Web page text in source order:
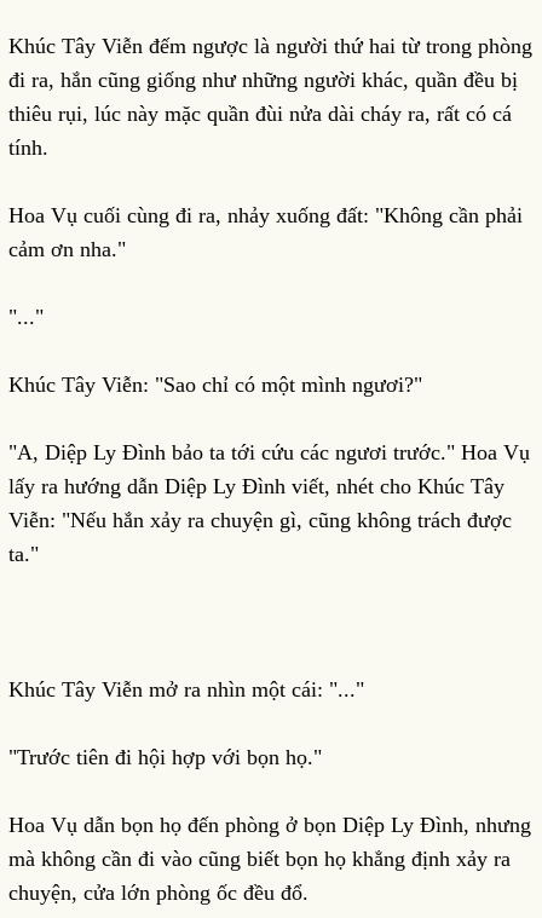
Khúc Tây Viễn đếm ngược là người thứ hai từ trong phòng
đi ra, hắn cũng giống như những người khác, quần đều bị
thiêu rụi, lúc này mặc quần đùi nửa dài cháy ra, rất có cá
tính.
Hoa Vụ cuối cùng đi ra, nhảy xuống đất: "Không cần phải
cảm ơn nha."
"..."
Khúc Tây Viễn: "Sao chỉ có một mình ngươi?"
"A, Diệp Ly Đình bảo ta tới cứu các ngươi trước." Hoa Vụ
lấy ra hướng dẫn Diệp Ly Đình viết, nhét cho Khúc Tây
Viễn: "Nếu hắn xảy ra chuyện gì, cũng không trách được
ta."
Khúc Tây Viễn mở ra nhìn một cái: "..."
"Trước tiên đi hội hợp với bọn họ."
Hoa Vụ dẫn bọn họ đến phòng ở bọn Diệp Ly Đình, nhưng
mà không cần đi vào cũng biết bọn họ khẳng định xảy ra
chuyện, cửa lớn phòng ốc đều đổ.